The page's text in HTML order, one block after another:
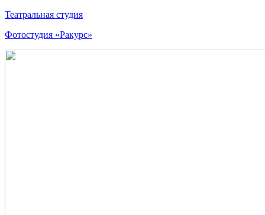
Театральная студия
Фотостудия «Ракурс»